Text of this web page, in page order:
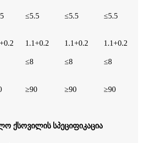
≤5.5 ≤5.5 ≤5.5
1.1+0.2 1.1+0.2
1.1+0.2
≤8 ≤8 ≤8
≥90 ≥90 ≥90
ქსოვილის სპეციფიკაცია